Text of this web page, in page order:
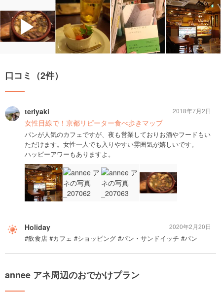
▶
口コミ（2件）
teriyaki
女性目線で！京都リピーター食べ歩きマップ
パンが人気のカフェですが、夜も営業しておりお酒やフードもい
ただけます。女性一人でも入りやすい雰囲気が嬉しいです。
ハッピーアワーもありますよ。
2018年7月2日
Holiday
#飲食店 #カフェ #ショッピング #パン・サンドイッチ #パン
2020年2月20日
annee アネ周辺のおでかけプラン